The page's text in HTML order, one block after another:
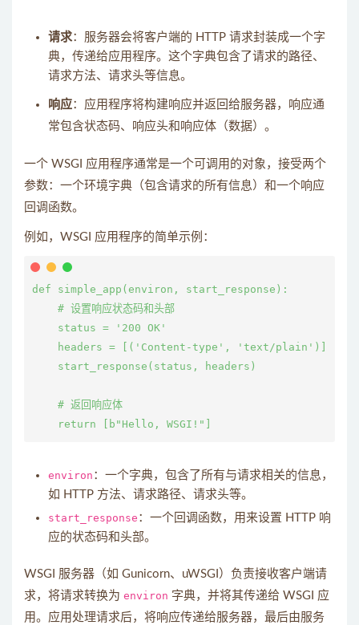
请求：服务器会将客户端的 HTTP 请求封装成一个字
典，传递给应用程序。这个字典包含了请求的路径、
请求方法、请求头等信息。
响应：应用程序将构建响应并返回给服务器，响应通
常包含状态码、响应头和响应体（数据）。
一个 WSGI 应用程序通常是一个可调用的对象，接受两个
参数：一个环境字典（包含请求的所有信息）和一个响应
回调函数。
例如，WSGI 应用程序的简单示例：
def simple_app(environ, start_response):
    # 设置响应状态码和头部
    status = '200 OK'
    headers = [('Content-type', 'text/plain')]
    start_response(status, headers)
    # 返回响应体
environ ：一个字典，包含了所有与请求相关的信息，
如 HTTP 方法、请求路径、请求头等。
start_response ：一个回调函数，用来设置 HTTP 响
应的状态码和头部。
WSGI 服务器（如 Gunicorn、uWSGI）负责接收客户端请
求，将请求转换为 environ 字典，并将其传递给 WSGI 应
用。应用处理请求后，将响应传递给服务器，最后由服务